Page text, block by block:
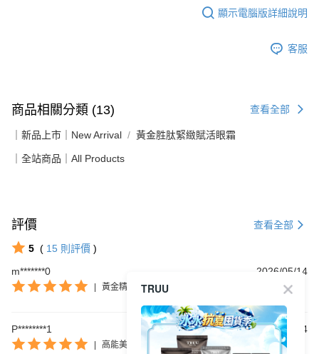
顯示電腦版詳細說明
客服
商品相關分類 (13) 查看全部
｜新品上市｜New Arrival 黃金胜肽緊緻賦活眼霜
｜全站商品｜All Products
評價 查看全部
5 ( 15 則評價 )
m*******0
2026/05/14
黃金精華＋眼霜
P********1 2026/01/04
高能美白精華眼霜
TRUU